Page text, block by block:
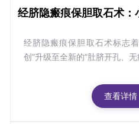
经脐隐瘢痕保胆取石术标志
创”升级至全新的“肚脐开孔、无
查看详情